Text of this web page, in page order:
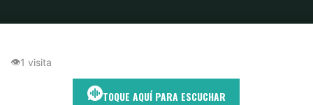
👁1 visita
TOQUE AQUÍ PARA ESCUCHAR